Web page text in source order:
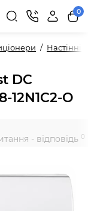
0
Настінні
DC
12N1C2-O
- відповідь 0